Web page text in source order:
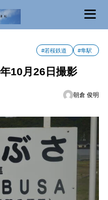
#若桜鉄道 #隼駅
10月26日撮影
朝倉 俊明